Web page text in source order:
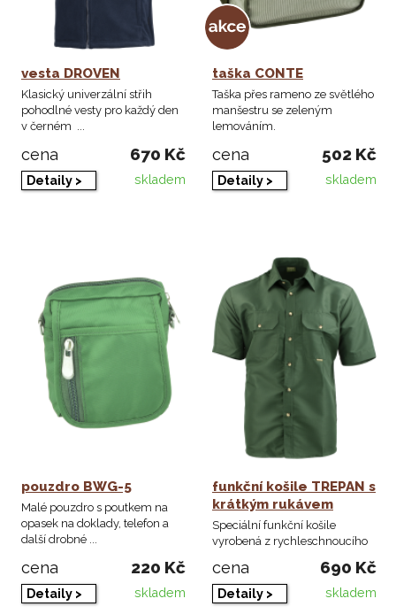
vesta DROVEN
Klasický univerzální střih
pohodlné vesty pro každý den
v černém ...
cena 670 Kč
Detaily > skladem
taška CONTE
Taška přes rameno ze světlého
manšestru se zeleným
lemováním.
cena 502 Kč
Detaily > skladem
pouzdro BWG-5
Malé pouzdro s poutkem na
opasek na doklady, telefon a
další drobné ...
cena 220 Kč
Detaily > skladem
funkční košile TREPAN s
krátkým rukávem
Speciální funkční košile
vyrobená z rychleschnoucího
cena 690 Kč
Detaily > skladem